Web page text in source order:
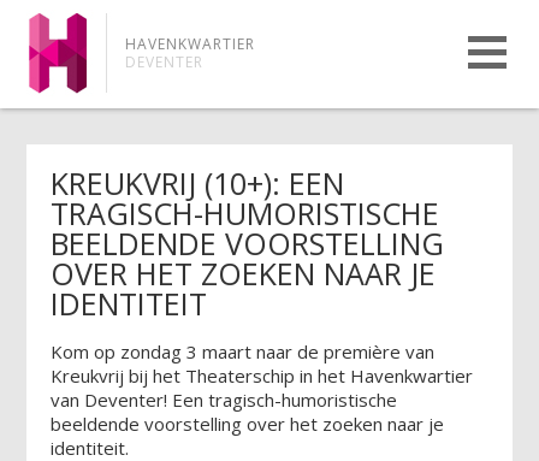
HAVENKWARTIER
DEVENTER
KREUKVRIJ (10+): EEN
TRAGISCH-HUMORISTISCHE
BEELDENDE VOORSTELLING
OVER HET ZOEKEN NAAR JE
IDENTITEIT
Kom op zondag 3 maart naar de première van
Kreukvrij bij het Theaterschip in het Havenkwartier
van Deventer! Een tragisch-humoristische
beeldende voorstelling over het zoeken naar je
identiteit.